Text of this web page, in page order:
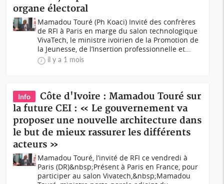
organe électoral
Mamadou Touré (Ph Koaci) Invité des confrères
de RFI à Paris en marge du salon technologique
VivaTech, le ministre ivoirien de la Promotion de
la Jeunesse, de l’Insertion professionnelle et...
il y a 1 mois
Info
Côte d'Ivoire : Mamadou Touré sur
la future CEI : « Le gouvernement va
proposer une nouvelle architecture dans
le but de mieux rassurer les différents
acteurs »
Mamadou Touré, l’invité de RFI ce vendredi à
Paris (DR)&nbsp;Présent à Paris en France, pour
participer au salon Vivatech,&nbsp;Mamadou